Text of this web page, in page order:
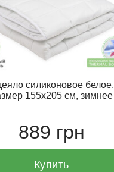
силиконовое белое,
155х205 см, зимнее
889 грн
Купить